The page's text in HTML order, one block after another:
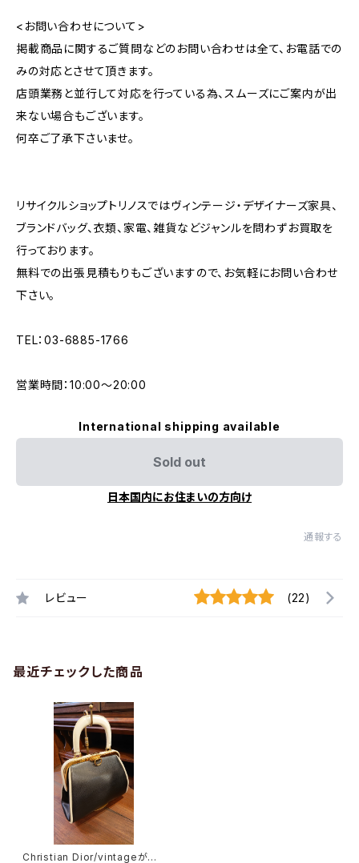
<お問い合わせについて>
掲載商品に関するご質問などのお問い合わせは全て、お電話での
みの対応とさせて頂きます。
店頭業務と並行して対応を行っている為、スムーズにご案内が出
来ない場合もございます。
何卒ご了承下さいませ。
リサイクルショップトリノスではヴィンテージ・デザイナーズ家具、
ブランドバッグ、衣類、家電、雑貨などジャンルを問わずお買取を
行っております。
無料での出張見積もりもございますので、お気軽にお問い合わせ
下さい。
TEL：03-6885-1766
営業時間：10:00〜20:00
International shipping available
Sold out
日本国内にお住まいの方向け
通報する
レビュー (22)
最近チェックした商品
Christian Dior/vintageがま